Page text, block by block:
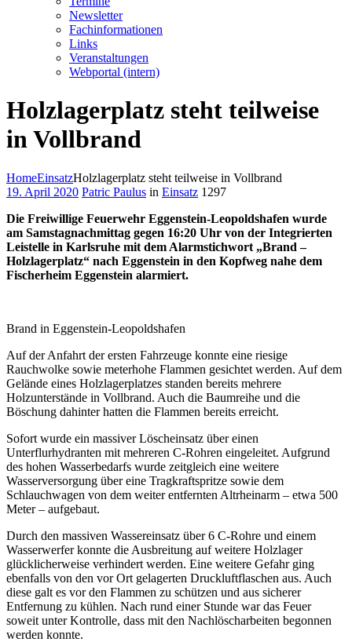
Newsletter
Fachinformationen
Links
Veranstaltungen
Webportal (intern)
Holzlagerplatz steht teilweise
in Vollbrand
HomeEinsatzHolzlagerplatz steht teilweise in Vollbrand
19. April 2020 Patric Paulus in Einsatz 1297
Die Freiwillige Feuerwehr Eggenstein-Leopoldshafen wurde
am Samstagnachmittag gegen 16:20 Uhr von der Integrierten
Leistelle in Karlsruhe mit dem Alarmstichwort „Brand –
Holzlagerplatz“ nach Eggenstein in den Kopfweg nahe dem
Fischerheim Eggenstein alarmiert.
Brand in Eggenstein-Leopoldshafen
Auf der Anfahrt der ersten Fahrzeuge konnte eine riesige
Rauchwolke sowie meterhohe Flammen gesichtet werden. Auf dem
Gelände eines Holzlagerplatzes standen bereits mehrere
Holzunterstände in Vollbrand. Auch die Baumreihe und die
Böschung dahinter hatten die Flammen bereits erreicht.
Sofort wurde ein massiver Löscheinsatz über einen
Unterflurhydranten mit mehreren C-Rohren eingeleitet. Aufgrund
des hohen Wasserbedarfs wurde zeitgleich eine weitere
Wasserversorgung über eine Tragkraftspritze sowie dem
Schlauchwagen von dem weiter entfernten Altrheinarm – etwa 500
Meter – aufgebaut.
Durch den massiven Wassereinsatz über 6 C-Rohre und einem
Wasserwerfer konnte die Ausbreitung auf weitere Holzlager
glücklicherweise verhindert werden. Eine weitere Gefahr ging
ebenfalls von den vor Ort gelagerten Druckluftflaschen aus. Auch
diese galt es vor den Flammen zu schützen und aus sicherer
Entfernung zu kühlen. Nach rund einer Stunde war das Feuer
soweit unter Kontrolle, dass mit den Nachlöscharbeiten begonnen
werden konnte.